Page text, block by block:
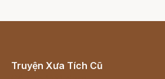
Truyện Xưa Tích Cũ